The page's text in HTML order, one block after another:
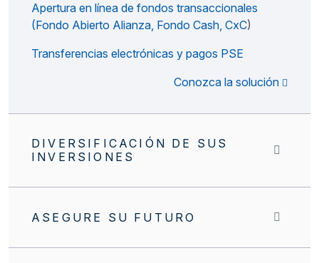
Apertura en línea de fondos transaccionales
(Fondo Abierto Alianza, Fondo Cash, CxC)
Transferencias electrónicas y pagos PSE
Conozca la solución
DIVERSIFICACIÓN DE SUS
INVERSIONES
ASEGURE SU FUTURO